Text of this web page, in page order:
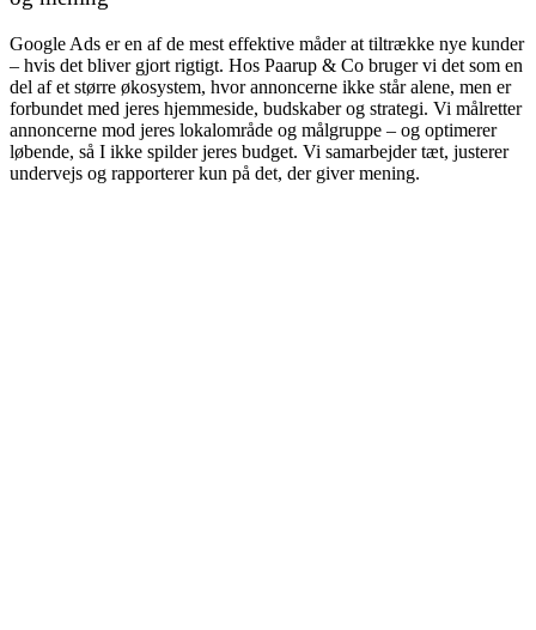
Google Ads er en af de mest effektive måder at tiltrække nye kunder
– hvis det bliver gjort rigtigt. Hos Paarup & Co bruger vi det som en
del af et større økosystem, hvor annoncerne ikke står alene, men er
forbundet med jeres hjemmeside, budskaber og strategi. Vi målretter
annoncerne mod jeres lokalområde og målgruppe – og optimerer
løbende, så I ikke spilder jeres budget. Vi samarbejder tæt, justerer
undervejs og rapporterer kun på det, der giver mening.